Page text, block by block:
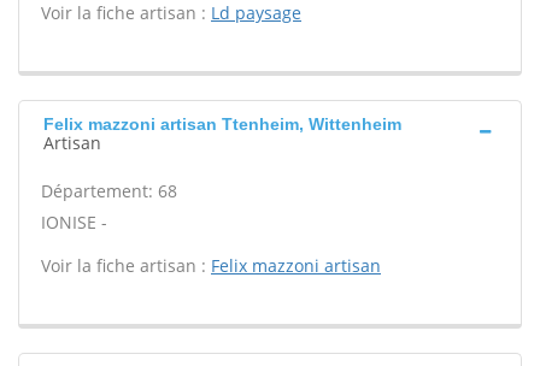
Voir la fiche artisan : Ld paysage
Felix mazzoni artisan Ttenheim, Wittenheim
Artisan
Département: 68
IONISE -
Voir la fiche artisan : Felix mazzoni artisan